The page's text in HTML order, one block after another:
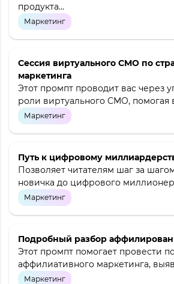
продукта...
Маркетинг
Сессия виртуального CMO по
маркетинга
Этот промпт проводит вас через
роли виртуального CMO, помогая
Маркетинг
Путь к цифровому
Позволяет читателям шаг за
новичка до цифрового
Маркетинг
Подробный разбор
Этот промпт помогает провести
аффилиативного маркетинга,
Маркетинг